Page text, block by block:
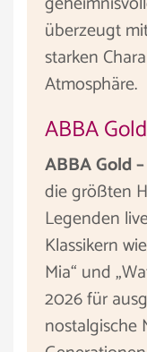
überzeugt
starken
Atmosphäre.
ABBA
ABBA Gold
die größten
Legenden
Klassikern
Mia“ und
2026 für
nostalgische